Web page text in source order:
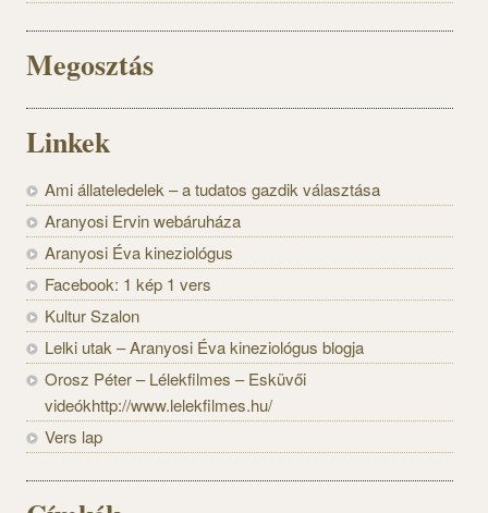
Megosztás
Linkek
Ami állateledelek – a tudatos gazdik választása
Aranyosi Ervin webáruháza
Aranyosi Éva kineziológus
Facebook: 1 kép 1 vers
Kultur Szalon
Lelki utak – Aranyosi Éva kineziológus blogja
Orosz Péter – Lélekfilmes – Esküvői
videókhttp://www.lelekfilmes.hu/
Vers lap